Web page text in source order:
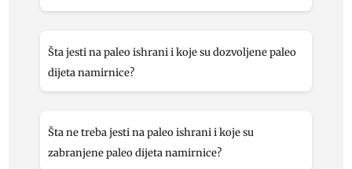
Šta jesti na paleo ishrani i koje su dozvoljene paleo
dijeta namirnice?
Šta ne treba jesti na paleo ishrani i koje su
zabranjene paleo dijeta namirnice?